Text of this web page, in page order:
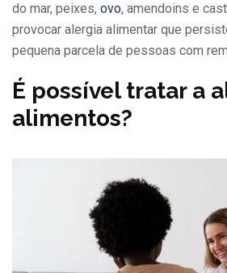
do mar, peixes, ovo, amendoins e
provocar alergia alimentar que
pequena parcela de pessoas com
É possível tratar a
alimentos?